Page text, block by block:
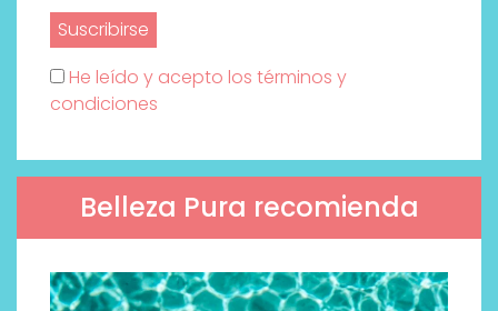
He leído y acepto los términos y
condiciones
Belleza Pura recomienda